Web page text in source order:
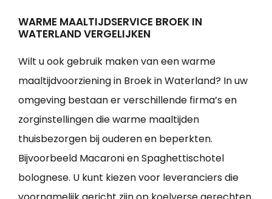
WARME MAALTIJDSERVICE BROEK IN
WATERLAND VERGELIJKEN
Wilt u ook gebruik maken van een warme
maaltijdvoorziening in Broek in Waterland? In uw
omgeving bestaan er verschillende firma’s en
zorginstellingen die warme maaltijden
thuisbezorgen bij ouderen en beperkten.
Bijvoorbeeld Macaroni en Spaghettischotel
bolognese. U kunt kiezen voor leveranciers die